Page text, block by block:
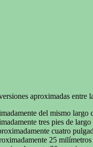
aproximadas entre
del mismo largo
tres pies de largo
cuatro
25 milímetros